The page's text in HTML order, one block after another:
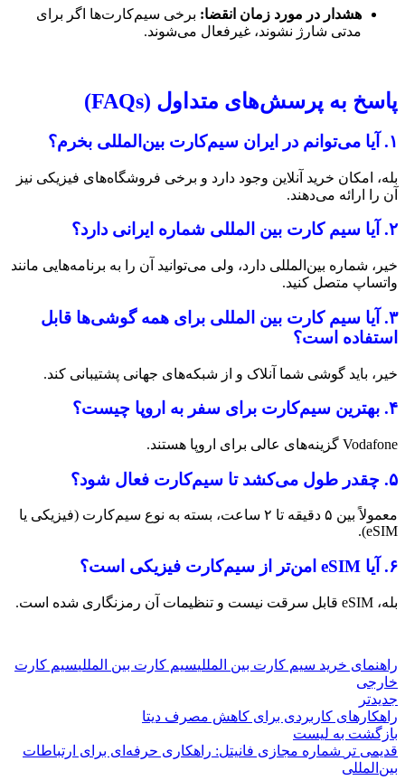
هشدار در مورد زمان انقضا: برخی سیم‌کارت‌ها اگر برای
مدتی شارژ نشوند، غیرفعال می‌شوند.
پاسخ به پرسش‌های متداول (FAQs)
۱. آیا می‌توانم در ایران سیم‌کارت بین‌المللی بخرم؟
بله، امکان خرید آنلاین وجود دارد و برخی فروشگاه‌های فیزیکی نیز
آن را ارائه می‌دهند.
۲. آیا سیم‌ کارت بین‌ المللی شماره ایرانی دارد؟
خیر، شماره بین‌المللی دارد، ولی می‌توانید آن را به برنامه‌هایی مانند
واتساپ متصل کنید.
۳. آیا سیم‌ کارت بین‌ المللی برای همه گوشی‌ها قابل
استفاده است؟
خیر، باید گوشی شما آنلاک و از شبکه‌های جهانی پشتیبانی کند.
۴. بهترین سیم‌کارت برای سفر به اروپا چیست؟
Vodafone گزینه‌های عالی برای اروپا هستند.
۵. چقدر طول می‌کشد تا سیم‌کارت فعال شود؟
معمولاً بین ۵ دقیقه تا ۲ ساعت، بسته به نوع سیم‌کارت (فیزیکی یا
eSIM).
۶. آیا eSIM امن‌تر از سیم‌کارت فیزیکی است؟
بله، eSIM قابل سرقت نیست و تنظیمات آن رمزنگاری شده است.
راهنمای خرید سیم کارت بین المللیسیم کارت بین المللیسیم کارت
خارجی
جدیدتر
راهکارهای کاربردی برای کاهش مصرف دیتا
بازگشت به لیست
قدیمی تر شماره مجازی فانیتل: راهکاری حرفه‌ای برای ارتباطات
بین‌المللی